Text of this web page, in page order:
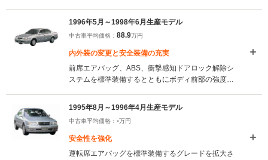
1996年5月～1998年6月生産モデル
中古車平均価格： 88.9万円
内外装の変更と安全装備の充実
前席エアバッグ、ABS、衝撃感知ドアロック解除シ
ステムを標準装備するとともにボディ前部の強度も
外装変更やエンジン改良も行っている。(1996.5)
1995年8月～1996年4月生産モデル
中古車平均価格： -万円
安全性を強化
運転席エアバッグを標準装備するグレードを拡大さ